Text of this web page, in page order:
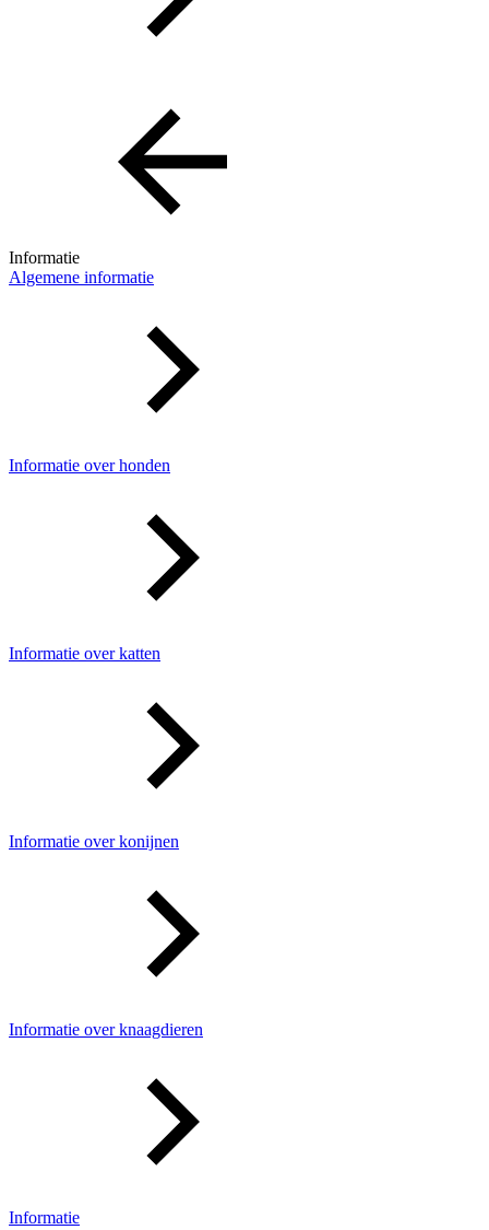
Informatie
Algemene informatie
Informatie over honden
Informatie over katten
Informatie over konijnen
Informatie over knaagdieren
Informatie